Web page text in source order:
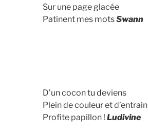
Sur une page glacée
Patinent mes motsSwann
D’un cocon tu deviens
Plein de couleur et d’entrain
Profite papillon !Ludivine